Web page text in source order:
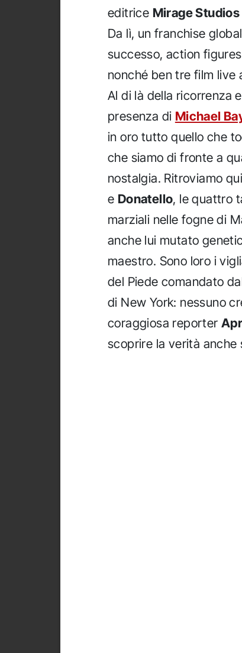
editrice Mirage Studios
Da lì, un franchise
successo, action
nonché ben tre film live
Al di là della ricorrenza
presenza di Michael
in oro tutto quello che
che siamo di fronte a
nostalgia. Ritroviamo
e Donatello, le quattro
marziali nelle fogne di
anche lui mutato
maestro. Sono loro i
del Piede comandato
di New York: nessuno
coraggiosa reporter
scoprire la verità anche